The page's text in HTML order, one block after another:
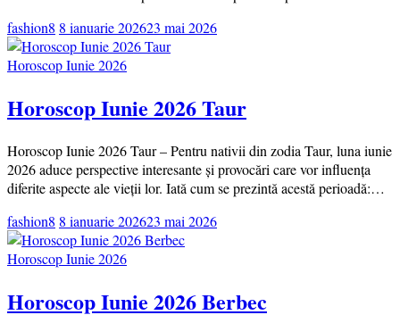
fashion8 8 ianuarie 202623 mai 2026
Horoscop Iunie 2026
Horoscop Iunie 2026 Taur
Horoscop Iunie 2026 Taur – Pentru nativii din zodia Taur, luna iunie
2026 aduce perspective interesante și provocări care vor influența
diferite aspecte ale vieții lor. Iată cum se prezintă acestă perioadă:…
fashion8 8 ianuarie 202623 mai 2026
Horoscop Iunie 2026
Horoscop Iunie 2026 Berbec